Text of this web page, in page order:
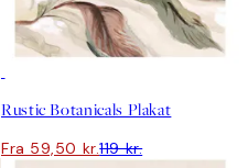
Rustic Botanicals Plakat
Fra 59,50 kr.119 kr.